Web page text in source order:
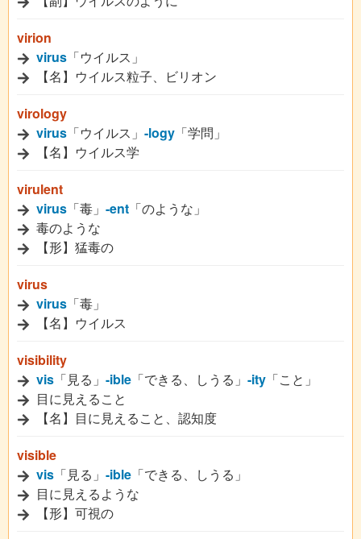
virion
virus 「ウイルス」
【名】ウイルス粒子、ビリオン
virology
virus 「ウイルス」 -logy 「学問」
【名】ウイルス学
virulent
virus 「毒」 -ent 「のような」
毒のような
【形】猛毒の
virus
virus 「毒」
【名】ウイルス
visibility
vis 「見る」 -ible 「できる、しうる」 -ity 「こと」
目に見えること
【名】目に見えること、認知度
visible
vis 「見る」 -ible 「できる、しうる」
目に見えるような
【形】可視の